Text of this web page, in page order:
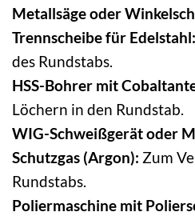
Metallsäge oder
Trennscheibe für Edelstahl:
des Rundstabs.
HSS-Bohrer mit
Löchern in den Rundstab.
WIG-Schweißgerät oder
Schutzgas (Argon): Zum
Rundstabs.
Poliermaschine mit